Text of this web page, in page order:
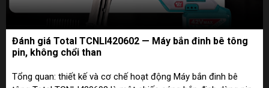
Đánh giá Total TCNLI420602 — Máy bắn đinh bê tông
pin, không chổi than
Tổng quan: thiết kế và cơ chế hoạt động Máy bắn đinh bê